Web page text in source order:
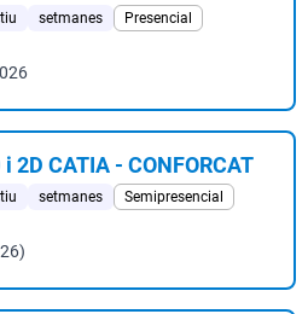
setmanes
Presencial
2D CATIA - CONFORCAT
setmanes
Semipresencial